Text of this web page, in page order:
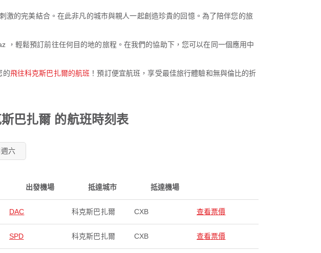
的完美結合。在此非凡的城市與親人一起創造珍貴的回憶。為了陪伴您的旅
輕鬆預訂前往任何目的地的旅程。在我們的協助下，您可以在同一個應用中
的飛往科克斯巴扎爾的航班 ！預訂便宜航班，享受最佳旅行體驗和無與倫比的折
巴扎爾 的航班時刻表
六
出發機場 抵達城市 抵達機場
DAC 科克斯巴扎爾 CXB 查看票價
SPD 科克斯巴扎爾 CXB 查看票價